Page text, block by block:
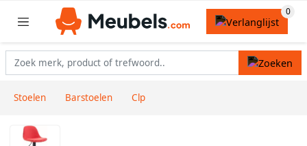
Stoelen Barstoelen Clp